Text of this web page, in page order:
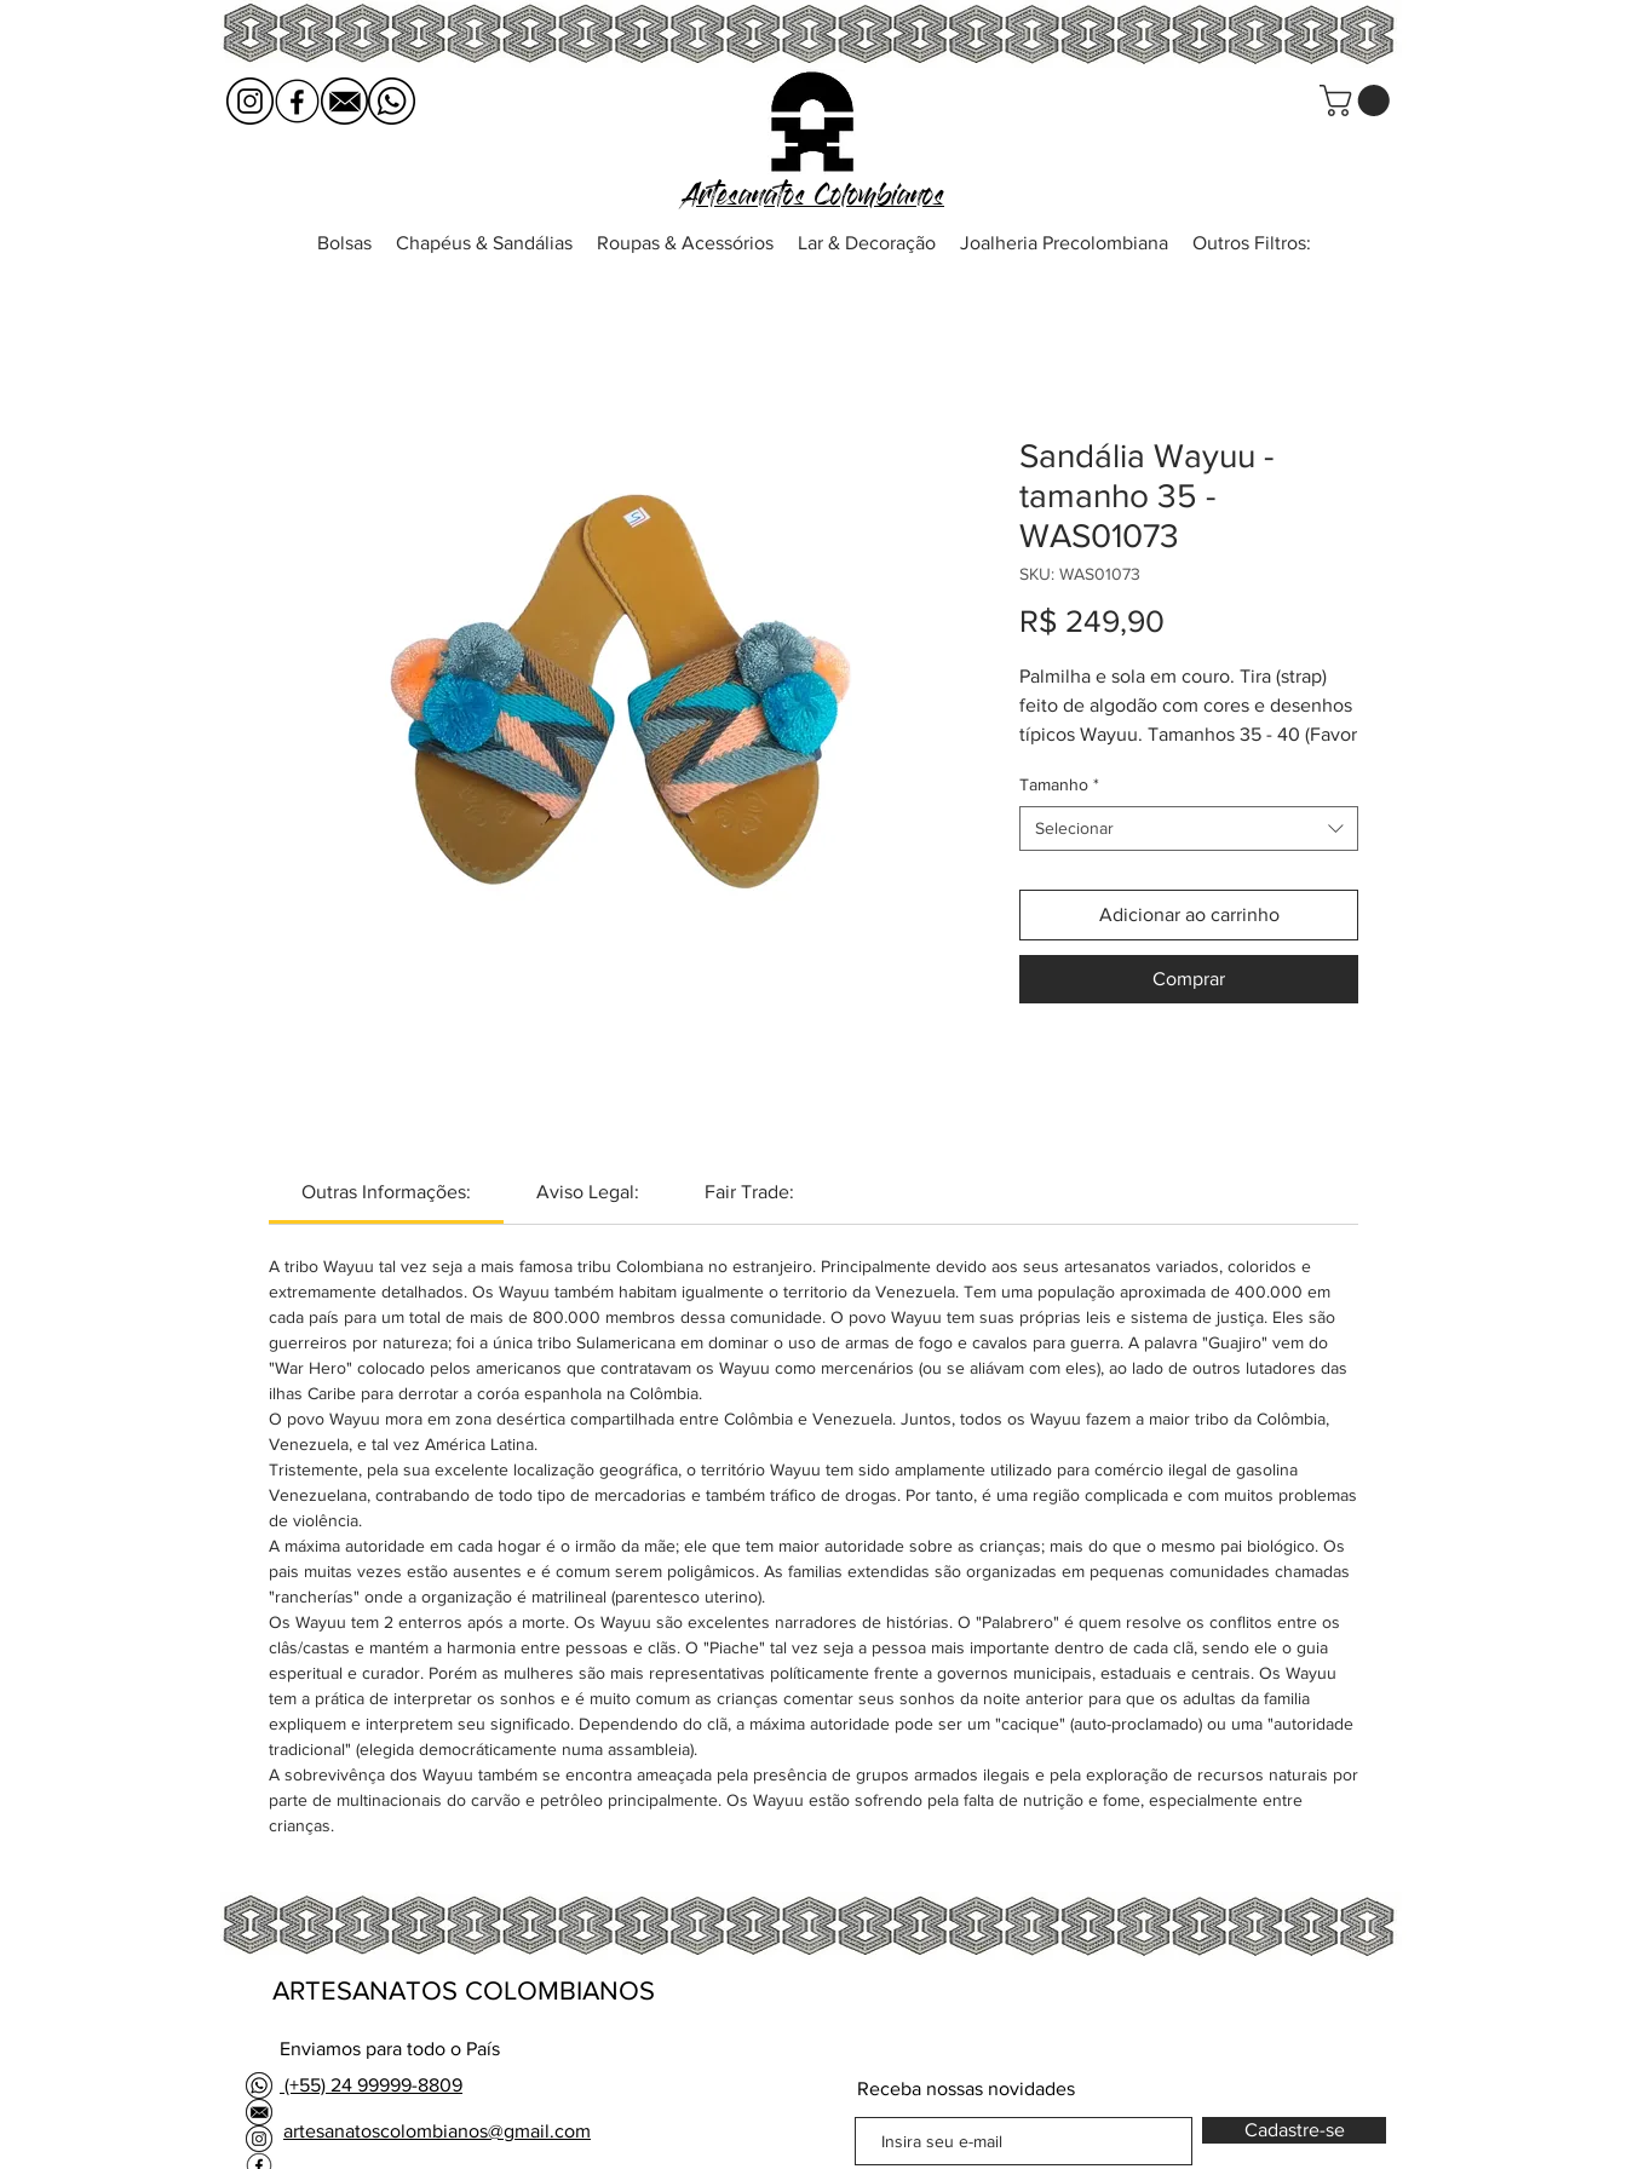
Artesanatos Colombianos
Bolsas Chapéus & Sandálias Roupas & Acessórios Lar & Decoração Joalheria Precolombiana Outros Filtros:
Sandália Wayuu -
tamanho 35 -
WAS01073
SKU: WAS01073
R$ 249,90
Palmilha e sola em couro. Tira (strap)
feito de algodão com cores e desenhos
típicos Wayuu. Tamanhos 35 - 40 (Favor
Decoração de 3 mini pom-poms.
Combina perfeito com as bolsas e
chapéus Wayuu!
Tamanho *
Selecionar
Adicionar ao carrinho
Comprar
Outras Informações: Aviso Legal: Fair Trade:
A tribo Wayuu tal vez seja a mais famosa tribu Colombiana no estranjeiro. Principalmente devido aos seus artesanatos variados, coloridos e
extremamente detalhados. Os Wayuu também habitam igualmente o territorio da Venezuela. Tem uma população aproximada de 400.000 em
cada país para um total de mais de 800.000 membros dessa comunidade. O povo Wayuu tem suas próprias leis e sistema de justiça. Eles são
guerreiros por natureza; foi a única tribo Sulamericana em dominar o uso de armas de fogo e cavalos para guerra. A palavra "Guajiro" vem do
"War Hero" colocado pelos americanos que contratavam os Wayuu como mercenários (ou se aliávam com eles), ao lado de outros lutadores das
ilhas Caribe para derrotar a coróa espanhola na Colômbia.
O povo Wayuu mora em zona desértica compartilhada entre Colômbia e Venezuela. Juntos, todos os Wayuu fazem a maior tribo da Colômbia,
Venezuela, e tal vez América Latina.
Tristemente, pela sua excelente localização geográfica, o território Wayuu tem sido amplamente utilizado para comércio ilegal de gasolina
Venezuelana, contrabando de todo tipo de mercadorias e também tráfico de drogas. Por tanto, é uma região complicada e com muitos problemas
de violência.
A máxima autoridade em cada hogar é o irmão da mãe; ele que tem maior autoridade sobre as crianças; mais do que o mesmo pai biológico. Os
pais muitas vezes estão ausentes e é comum serem poligâmicos. As familias extendidas são organizadas em pequenas comunidades chamadas
"rancherías" onde a organização é matrilineal (parentesco uterino).
Os Wayuu tem 2 enterros após a morte. Os Wayuu são excelentes narradores de histórias. O "Palabrero" é quem resolve os conflitos entre os
clâs/castas e mantém a harmonia entre pessoas e clãs. O "Piache" tal vez seja a pessoa mais importante dentro de cada clã, sendo ele o guia
esperitual e curador. Porém as mulheres são mais representativas políticamente frente a governos municipais, estaduais e centrais. Os Wayuu
tem a prática de interpretar os sonhos e é muito comum as crianças comentar seus sonhos da noite anterior para que os adultas da familia
expliquem e interpretem seu significado. Dependendo do clã, a máxima autoridade pode ser um "cacique" (auto-proclamado) ou uma "autoridade
tradicional" (elegida democráticamente numa assambleia).
A sobrevivênça dos Wayuu também se encontra ameaçada pela presência de grupos armados ilegais e pela exploração de recursos naturais por
parte de multinacionais do carvão e petrôleo principalmente. Os Wayuu estão sofrendo pela falta de nutrição e fome, especialmente entre
crianças.
ARTESANATOS COLOMBIANOS
Enviamos para todo o País
(+55) 24 99999-8809
artesanatoscolombianos@gmail.com
Receba nossas novidades
Cadastre-se